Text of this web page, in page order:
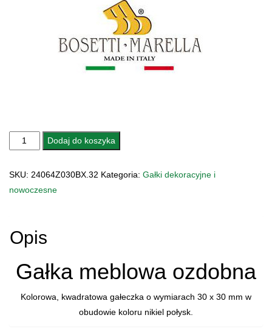
ilość
GAŁKA
Dodaj do koszyka
SKU: 24064Z030BX.32 Kategoria: Gałki dekoracyjne i
nowoczesne
Opis
Gałka meblowa ozdobna
Kolorowa, kwadratowa gałeczka o wymiarach 30 x 30 mm w
obudowie koloru nikiel połysk.